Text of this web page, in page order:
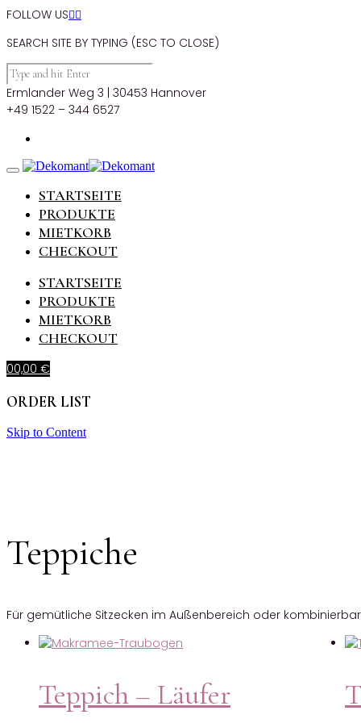
FOLLOW US
SEARCH SITE BY TYPING (ESC TO CLOSE)
Ermlander Weg 3 | 30453 Hannover
+49 1522 – 344 6527
STARTSEITE
PRODUKTE
MIETKORB
CHECKOUT
STARTSEITE
PRODUKTE
MIETKORB
CHECKOUT
00,00 €
ORDER LIST
Skip to Content
Teppiche
Für gemütliche Sitzecken im Außenbereich oder
Teppich – Läufer